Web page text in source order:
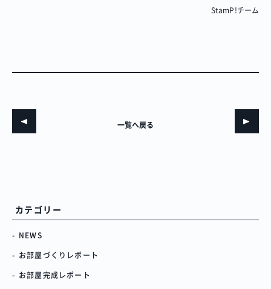
StamP!チーム
一覧へ戻る
カテゴリー
NEWS
お部屋づくりレポート
お部屋完成レポート